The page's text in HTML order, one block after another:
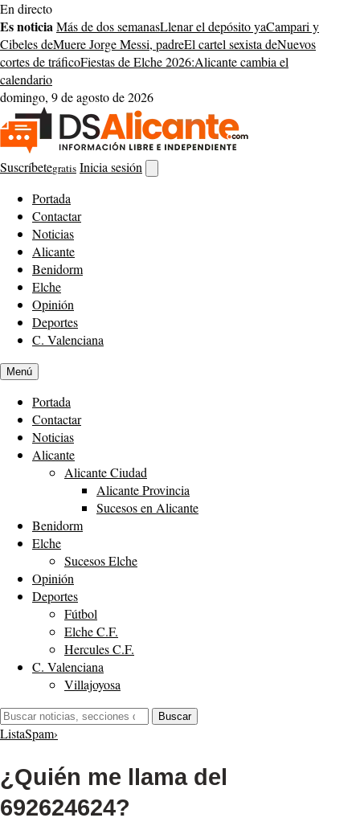
Saltar
al
contenido
En directo
Es noticiaMás de dos semanasLlenar el depósito yaCampari y
Cibeles deMuere Jorge Messi, padreEl cartel sexista deNuevos
cortes de tráficoFiestas de Elche 2026:Alicante cambia el
calendario
domingo, 9 de agosto de 2026
Suscríbetegratis Inicia sesión
buscador
Portada
Contactar
Noticias
Alicante
Benidorm
Elche
Opinión
Deportes
C. Valenciana
Menú
Portada
Contactar
Noticias
Alicante
Alicante Ciudad
Alicante Provincia
Sucesos en Alicante
Benidorm
Elche
Sucesos Elche
Opinión
Deportes
Fútbol
Elche C.F.
Hercules C.F.
C. Valenciana
Villajoyosa
Buscar:
Buscar
ListaSpam›
¿Quién me llama del
692624624?